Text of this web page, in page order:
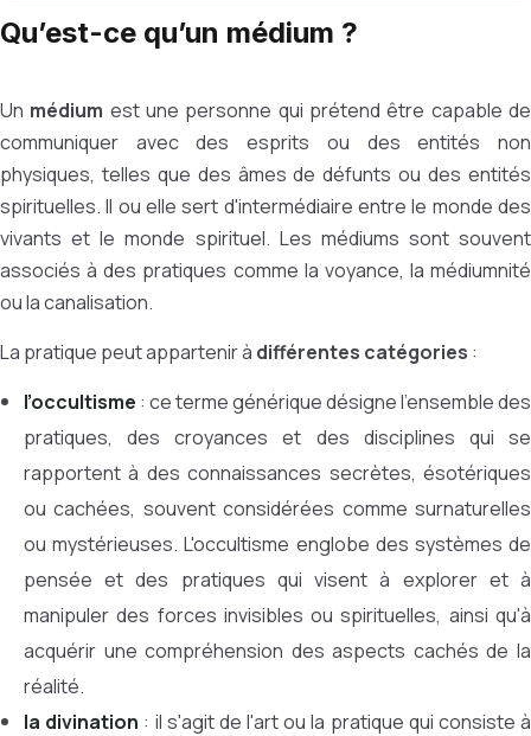
Qu’est-ce qu’un médium ?
Un médium est une personne qui prétend être capable de
communiquer avec des esprits ou des entités non
physiques, telles que des âmes de défunts ou des entités
spirituelles. Il ou elle sert d'intermédiaire entre le monde des
vivants et le monde spirituel. Les médiums sont souvent
associés à des pratiques comme la voyance, la médiumnité
ou la canalisation.
La pratique peut appartenir à différentes catégories :
l’occultisme : ce terme générique désigne l'ensemble des
pratiques, des croyances et des disciplines qui se
rapportent à des connaissances secrètes, ésotériques
ou cachées, souvent considérées comme surnaturelles
ou mystérieuses. L'occultisme englobe des systèmes de
pensée et des pratiques qui visent à explorer et à
manipuler des forces invisibles ou spirituelles, ainsi qu'à
acquérir une compréhension des aspects cachés de la
réalité.
la divination : il s'agit de l'art ou la pratique qui consiste à